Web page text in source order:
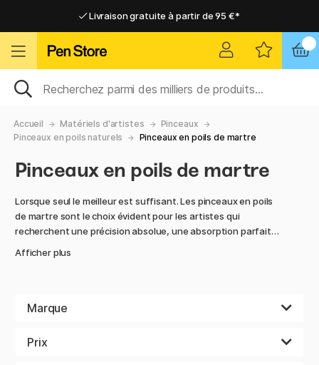
Livraison gratuite à partir de 95 €*
Livraison domicile ou point relais
Livraison gratuite à partir de 95 €*
Livraison domicile ou point relais
Accueil Matériels d'artistes
Pinceaux
Pinceaux en poils naturels
Pinceaux en poils de martre
Pinceaux en poils de martre
Lorsque seul le meilleur est suffisant. Les pinceaux en poils
de martre sont le choix évident pour les artistes qui
recherchent une précision absolue, une absorption parfaite
pointe naturelle de la martre Kolinsky authentique offre un
dans les nuances.
Chez Pen Store, vous trouverez des pinceaux en martre
Afficher plus
Marque
Prix